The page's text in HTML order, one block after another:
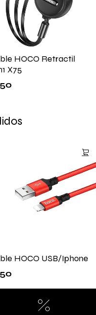
HOCO Retractil
X75
HOCO USB/Iphone